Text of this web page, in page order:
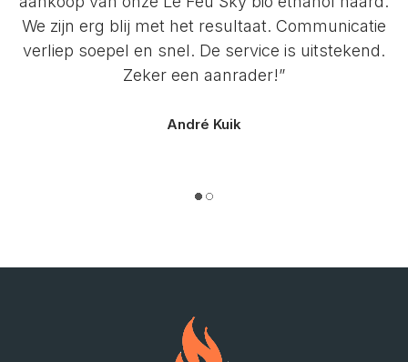
We zijn erg blij met het resultaat. Communicatie
verliep soepel en snel. De service is uitstekend.
Zeker een aanrader!”
André Kuik